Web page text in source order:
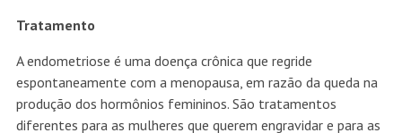
Tratamento
A endometriose é uma doença crônica que regride
espontaneamente com a menopausa, em razão da queda na
produção dos hormônios femininos. São tratamentos
diferentes para as mulheres que querem engravidar e para as